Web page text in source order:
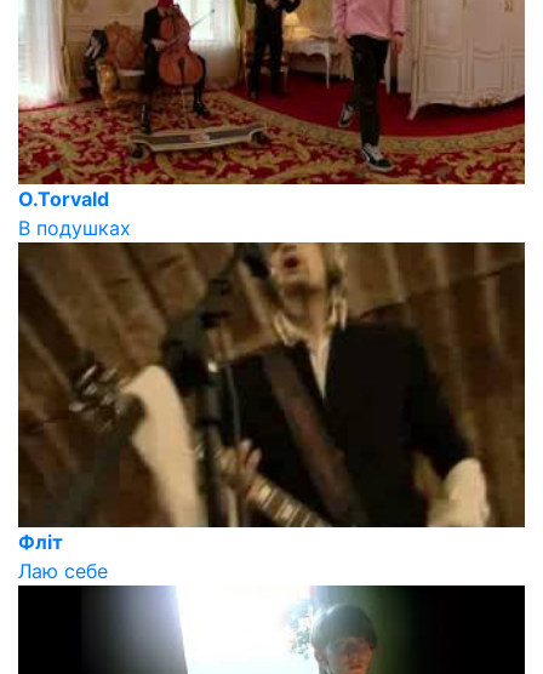
O.Torvald
В подушках
Фліт
Лаю себе